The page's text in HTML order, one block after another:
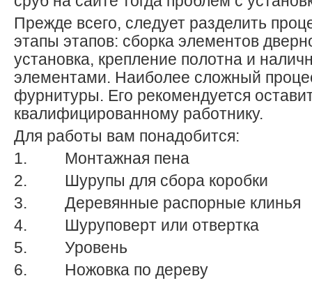
Прежде всего, следует разделить
этапы этапов: сборка элементов
установка, крепление полотна и
элементами. Наиболее сложный
фурнитуры. Его рекомендуется
квалифицированному работнику.
Для работы вам понадобится:
1. Монтажная пена
2. Шурупы для сбора коробки
3. Деревянные распорные клинья
4. Шуруповерт или отвертка
5. Уровень
6. Ножовка по дереву